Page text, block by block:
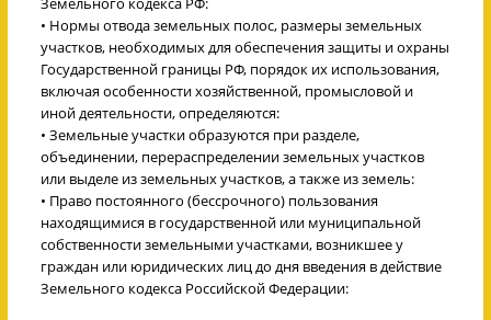
• Нормы отвода земельных полос, размеры земельных
участков, необходимых для обеспечения защиты и охраны
Государственной границы РФ, порядок их использования,
включая особенности хозяйственной, промысловой и
иной деятельности, определяются:
• Земельные участки образуются при разделе,
объединении, перераспределении земельных участков
или выделе из земельных участков, а также из земель:
• Право постоянного (бессрочного) пользования
находящимися в государственной или муниципальной
собственности земельными участками, возникшее у
граждан или юридических лиц до дня введения в действие
Земельного кодекса Российской Федерации: